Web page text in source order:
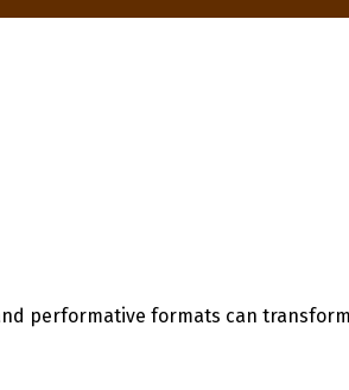
performative formats can